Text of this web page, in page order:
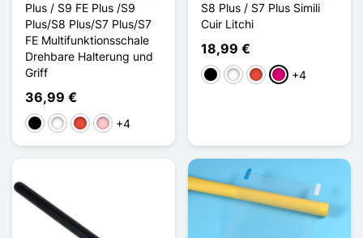
Plus / S9 FE Plus /S9
Plus/S8 Plus/S7 Plus/S7
FE Multifunktionsschale
Drehbare Halterung und
Griff
36,99 €
Schwarz
WeißRot Pink+4
S8 Plus / S7 Plus Simili
Cuir Litchi
18,99 €
Schwarz
WeißRot Magenta
+4